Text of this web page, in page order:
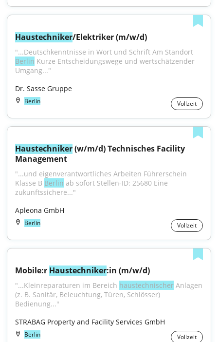
Haustechniker/Elektriker (m/w/d)
Berlin Kurze Entscheidungswege und wertschätzender
Umgang..."
Dr. Sasse Gruppe
Berlin Vollzeit
Haustechniker (w/m/d) Technisches Facility
Management
"...und eigenverantwortliches Arbeiten Führerschein
Klasse B Berlin ab sofort Stellen-ID: 25680 Eine
zukunftssichere..."
Apleona GmbH
Berlin Vollzeit
Mobile:r Haustechniker:in (m/w/d)
"...Kleinreparaturen im Bereich haustechnischer Anlagen
(z. B. Sanitär, Beleuchtung, Türen, Schlösser)
Bedienung..."
STRABAG Property and Facility Services GmbH
Berlin Vollzeit